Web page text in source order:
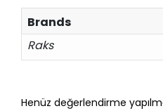
Brands
Raks
Henüz değerlendirme